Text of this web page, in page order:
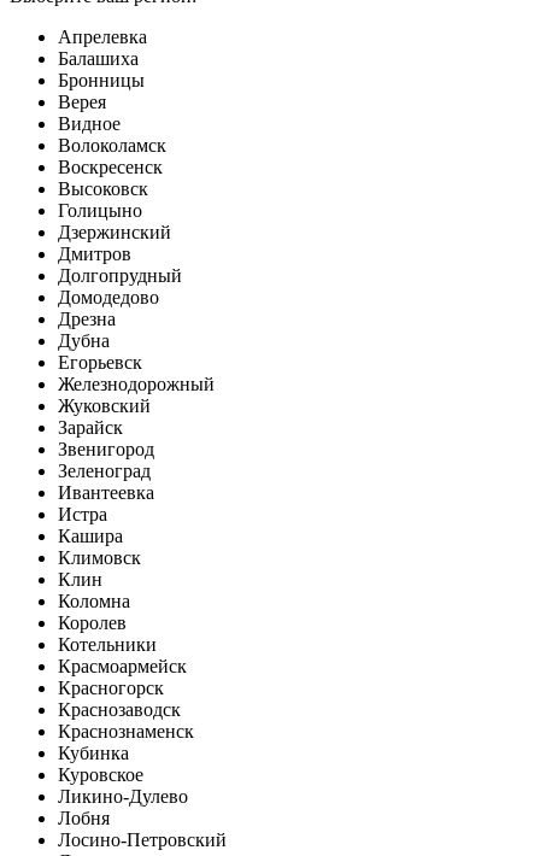
Апрелевка
Балашиха
Бронницы
Верея
Видное
Волоколамск
Воскресенск
Высоковск
Голицыно
Дзержинский
Дмитров
Долгопрудный
Домодедово
Дрезна
Дубна
Егорьевск
Железнодорожный
Жуковский
Зарайск
Звенигород
Зеленоград
Ивантеевка
Истра
Кашира
Климовск
Клин
Коломна
Королев
Котельники
Красмоармейск
Красногорск
Краснозаводск
Краснознаменск
Кубинка
Куровское
Ликино-Дулево
Лобня
Лосино-Петровский